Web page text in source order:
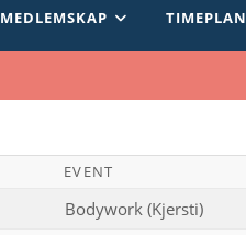
MEDLEMSKAP TIMEPLAN
EVENT
Bodywork (Kjersti)